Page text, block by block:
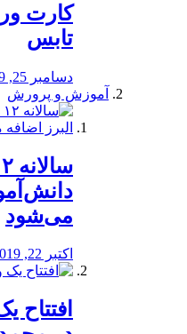
کارت
تابس
دسامبر 25, 2019
آموزش و پرورش
می‌شود
اکتبر 22, 2019
افتتاح